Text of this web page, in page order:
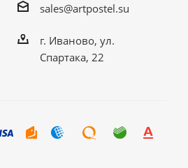
sales@artpostel.su
г. Иваново, ул.
Спартака, 22